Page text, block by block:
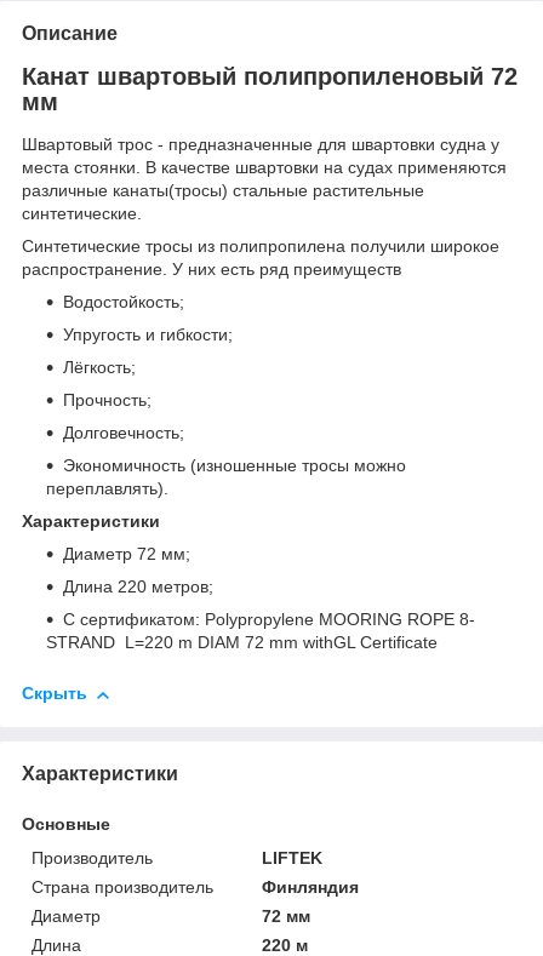
Описание
Канат швартовый полипропиленовый 72
мм
Швартовый трос - предназначенные для швартовки судна у
места стоянки. В качестве швартовки на судах применяются
различные канаты(тросы) стальные растительные
синтетические.
Синтетические тросы из полипропилена получили широкое
распространение. У них есть ряд преимуществ
Водостойкость;
Упругость и гибкости;
Лёгкость;
Прочность;
Долговечность;
Экономичность (изношенные тросы можно
переплавлять).
Характеристики
Диаметр 72 мм;
Длина 220 метров;
C сертификатом: Polypropylene MOORING ROPE 8-
STRAND L=220 m DIAM 72 mm withGL Certificate
Скрыть
Характеристики
Основные
Производитель
LIFTEK
Страна производитель
Финляндия
Диаметр
72 мм
Длина
220 м